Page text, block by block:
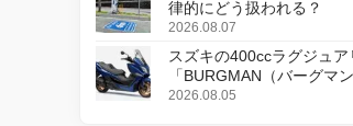
律的にどう扱われる？
2026.08.07
スズキの400ccラグジュ
「BURGMAN（バーグマ
更し、8月18日に発売
2026.08.05